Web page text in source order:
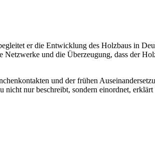
er die Entwicklung des Holzbaus in
und die Überzeugung, dass der
und der frühen
nur beschreibt, sondern einordnet, erklärt